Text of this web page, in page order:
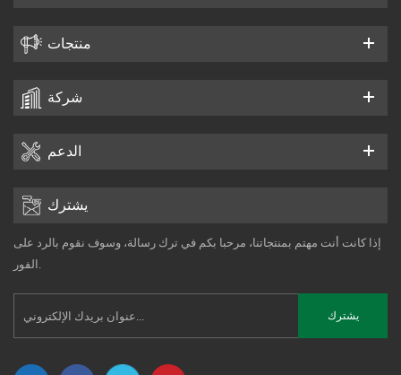
منتجات
شركة
الدعم
يشترك
إذا كانت أنت مهتم بمنتجاتنا، مرحبا بكم في ترك رسالة، وسوف نقوم بالرد على
الفور.